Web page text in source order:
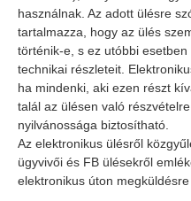
használnak. Az adott ülésre
tartalmazza, hogy az ülés
történik-e, s ez utóbbi
technikai részleteit.
ha mindenki, aki ezen részt
talál az ülésen való
nyilvánossága biztosítható.
Az elektronikus ülésről
ügyvivői és FB ülésekről
elektronikus úton